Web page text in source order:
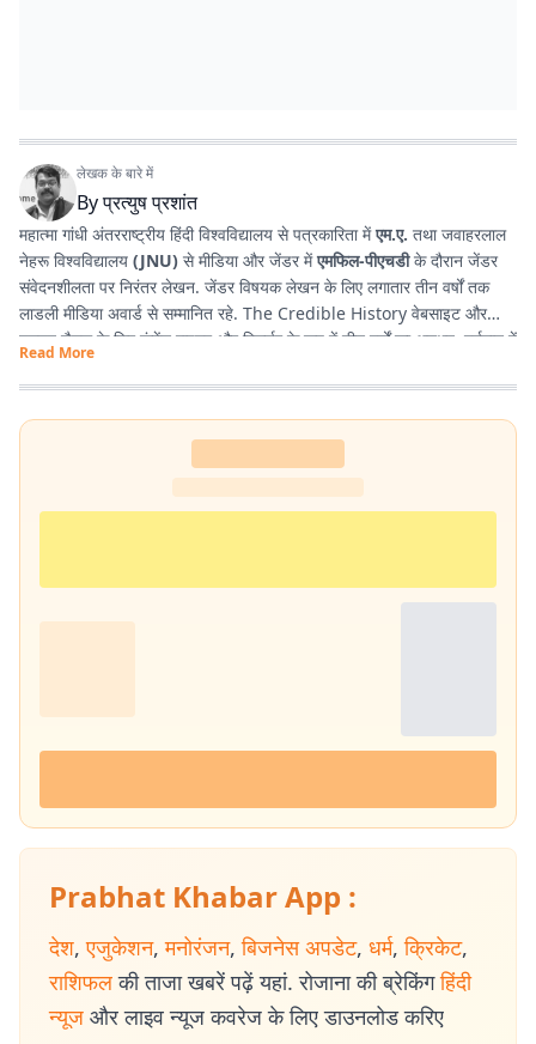
लेखक के बारे में
Byप्रत्युष प्रशांत
महात्मा गांधी अंतरराष्ट्रीय हिंदी विश्वविद्यालय से पत्रकारिता मेंएम.ए. तथा जवाहरलाल
नेहरू विश्वविद्यालय (JNU) से मीडिया और जेंडर मेंएमफिल-पीएचडीके दौरान जेंडर
संवेदनशीलता पर निरंतर लेखन. जेंडर विषयक लेखन के लिए लगातार तीन वर्षों तक
लाडली मीडिया अवार्ड से सम्मानित रहे. The Credible History वेबसाइट और
यूट्यूब चैनल के लिए कंटेंट राइटर और रिसर्चर के रूप में तीन वर्षों का अनुभव. वर्तमान में
प्रभात खबर डिजिटल
किताबें पढ़ने, वायलिन बजाने और कला-साहित्य में गहरी रुचि रखते हैं तथा बिहार को
सामाजिक, सांस्कृतिक और राजनीतिक दृष्टि से समझने में विशेष दिलचस्पी.
Read More
Prabhat Khabar App :
देश, एजुकेशन, मनोरंजन, बिजनेस अपडेट, धर्म, क्रिकेट,
राशिफल की ताजा खबरें पढ़ें यहां. रोजाना की ब्रेकिंग हिंदी
न्यूज और लाइव न्यूज कवरेज के लिए डाउनलोड करिए